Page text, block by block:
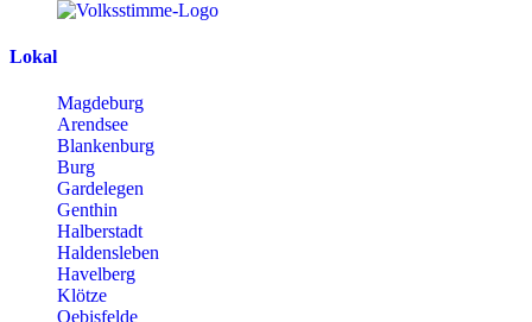
Lokal
Magdeburg
Arendsee
Blankenburg
Burg
Gardelegen
Genthin
Halberstadt
Haldensleben
Havelberg
Klötze
Oebisfelde